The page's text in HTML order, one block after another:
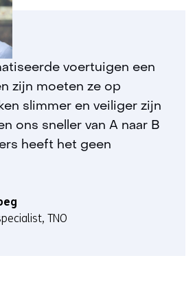
voertuigen een
zijn moeten ze op
slimmer en veiliger zijn
ons sneller van A naar B
heeft het geen
TNO